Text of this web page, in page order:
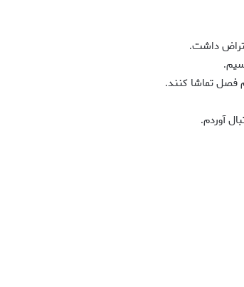
داشت.
.
فصل تماشا کنند.
آوردم.